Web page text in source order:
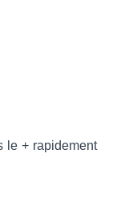
le + rapidement